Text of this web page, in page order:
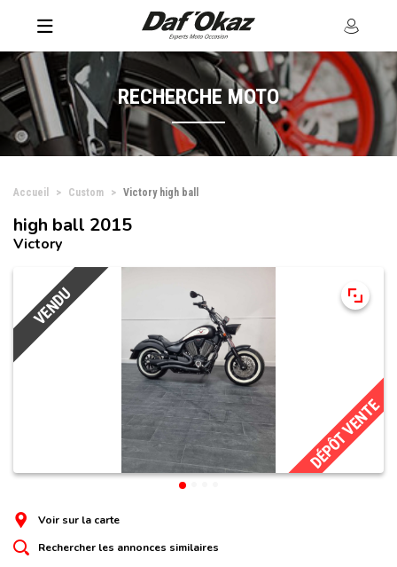
RECHERCHE MOTO
Accueil Custom Victory high ball
VENDU
DÉPÔT VENTE
high ball 2015
Victory
Voir sur la carte
Rechercher les annonces similaires